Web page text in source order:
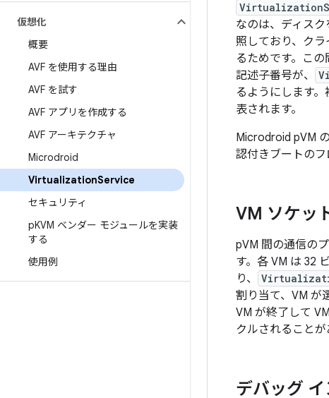
仮想化
概要
AVF を使用する理由
AVF を試す
AVF アプリを作成する
AVF アーキテクチャ
Microdroid
VirtualizationService
セキュリティ
pKVM ベンダー モジュールを実装
する
使用例
なのは、ディス
照しており、ク
るためです。この
記述子番号が、
るようにします
表されます。
Microdroid pVM
認付きブートのフ
VM ソケッ
pVM 間の通信の
す。各 VM は 32
り、
割り当て、VM が
VM が終了して
クルされることが
デバッグ